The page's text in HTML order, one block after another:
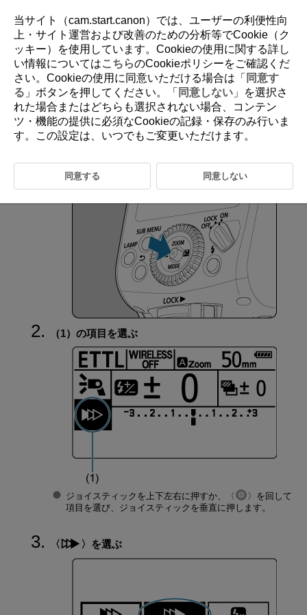
D393-020
後幕シンクロ
低速シャッターで後幕シンクロを行うと、車のライトなど、動いている
被写体の光源の軌跡を自然な感じで写すことができます。撮影が終了す
る（シャッターが閉じる）直前にストロボが発光します。
ジョイスティックを垂直に押す
（1）の項目を選ぶ
ジョイスティックを上下左右に押すか、
を回して
項目を選び、ジョイスティックを垂直に押します。
を選ぶ
当サイト（cam.start.canon）では、ユーザーの利便性向
上・サイト運営および改善のための分析等でCookie（ク
ッキー）を使用しています。Cookieの使用に関する詳し
い情報についてはこちらのCookieポリシーをご確認くだ
さい。Cookieの使用に同意いただける場合は「 同意す
る 」ボタンを押してください。「 同意しない 」を選択さ
れた場合またはどちらも選択されない場合、コンテン
ツ・機能の提供に必須なCookieの記録・保存のみ行いま
す。この設定は、いつでもご変更いただけます。
同意する 同意しない